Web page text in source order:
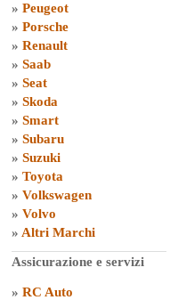
» Peugeot
» Porsche
» Renault
» Saab
» Seat
» Skoda
» Smart
» Subaru
» Suzuki
» Toyota
» Volkswagen
» Volvo
» Altri Marchi
Assicurazione e servizi
» RC Auto